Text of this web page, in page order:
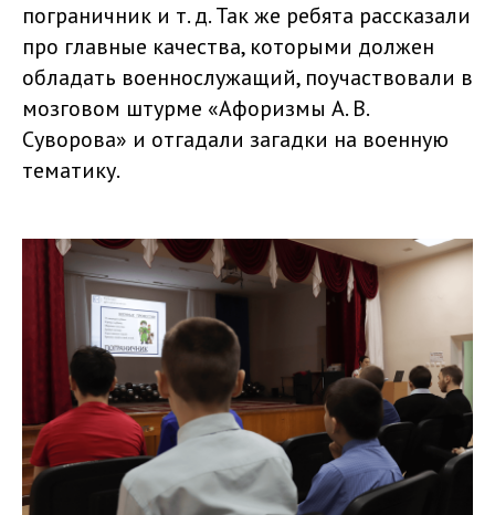
пограничник и т. д. Так же ребята рассказали
про главные качества, которыми должен
обладать военнослужащий, поучаствовали в
мозговом штурме «Афоризмы А. В.
Суворова» и отгадали загадки на военную
тематику.